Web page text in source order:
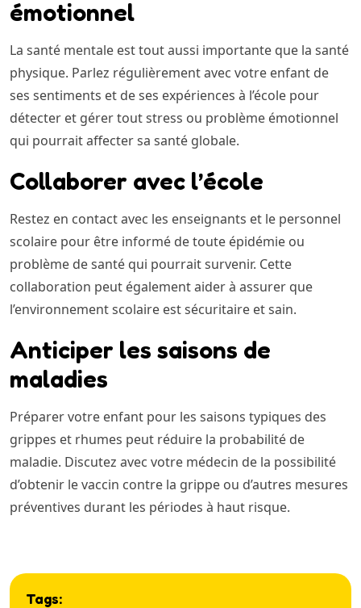
émotionnel
La santé mentale est tout aussi importante que la santé
physique. Parlez régulièrement avec votre enfant de
ses sentiments et de ses expériences à l’école pour
détecter et gérer tout stress ou problème émotionnel
qui pourrait affecter sa santé globale.
Collaborer avec l’école
Restez en contact avec les enseignants et le personnel
scolaire pour être informé de toute épidémie ou
problème de santé qui pourrait survenir. Cette
collaboration peut également aider à assurer que
l’environnement scolaire est sécuritaire et sain.
Anticiper les saisons de
maladies
Préparer votre enfant pour les saisons typiques des
grippes et rhumes peut réduire la probabilité de
maladie. Discutez avec votre médecin de la possibilité
d’obtenir le vaccin contre la grippe ou d’autres mesures
préventives durant les périodes à haut risque.
Tags: